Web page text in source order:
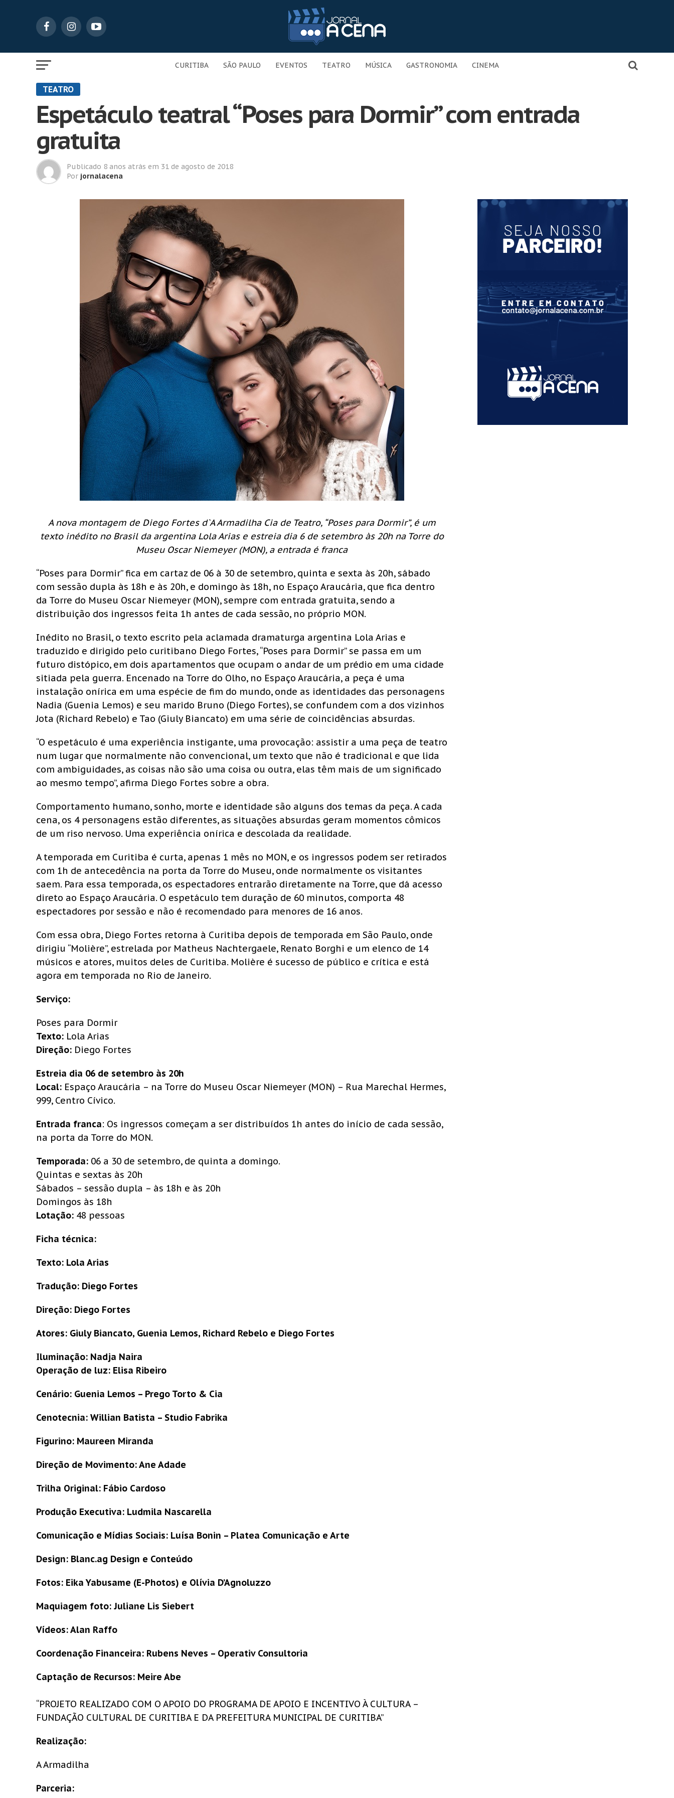
CURITIBA SÃO PAULO EVENTOS TEATRO MÚSICA GASTRONOMIA CINEMA
TEATRO
Espetáculo teatral “Poses para Dormir” com entrada
gratuita
Publicado 8 anos atrás em 31 de agosto de 2018
Por jornalacena
A nova montagem de Diego Fortes d`A Armadilha Cia de Teatro, “Poses para Dormir”, é um
texto inédito no Brasil da argentina Lola Arias e estreia dia 6 de setembro às 20h na Torre do
Museu Oscar Niemeyer (MON), a entrada é franca
“Poses para Dormir” fica em cartaz de 06 à 30 de setembro, quinta e sexta às 20h, sábado
com sessão dupla às 18h e às 20h, e domingo às 18h, no Espaço Araucária, que fica dentro
da Torre do Museu Oscar Niemeyer (MON), sempre com entrada gratuita, sendo a
distribuição dos ingressos feita 1h antes de cada sessão, no próprio MON.
Inédito no Brasil, o texto escrito pela aclamada dramaturga argentina Lola Arias e
traduzido e dirigido pelo curitibano Diego Fortes, “Poses para Dormir” se passa em um
futuro distópico, em dois apartamentos que ocupam o andar de um prédio em uma cidade
sitiada pela guerra. Encenado na Torre do Olho, no Espaço Araucária, a peça é uma
instalação onírica em uma espécie de fim do mundo, onde as identidades das personagens
Nadia (Guenia Lemos) e seu marido Bruno (Diego Fortes), se confundem com a dos vizinhos
Jota (Richard Rebelo) e Tao (Giuly Biancato) em uma série de coincidências absurdas.
“O espetáculo é uma experiência instigante, uma provocação: assistir a uma peça de teatro
num lugar que normalmente não convencional, um texto que não é tradicional e que lida
com ambiguidades, as coisas não são uma coisa ou outra, elas têm mais de um significado
ao mesmo tempo”, afirma Diego Fortes sobre a obra.
Comportamento humano, sonho, morte e identidade são alguns dos temas da peça. A cada
cena, os 4 personagens estão diferentes, as situações absurdas geram momentos cômicos
de um riso nervoso. Uma experiência onírica e descolada da realidade.
A temporada em Curitiba é curta, apenas 1 mês no MON, e os ingressos podem ser retirados
com 1h de antecedência na porta da Torre do Museu, onde normalmente os visitantes
saem. Para essa temporada, os espectadores entrarão diretamente na Torre, que dá acesso
direto ao Espaço Araucária. O espetáculo tem duração de 60 minutos, comporta 48
espectadores por sessão e não é recomendado para menores de 16 anos.
Com essa obra, Diego Fortes retorna à Curitiba depois de temporada em São Paulo, onde
dirigiu “Molière”, estrelada por Matheus Nachtergaele, Renato Borghi e um elenco de 14
músicos e atores, muitos deles de Curitiba. Molière é sucesso de público e crítica e está
agora em temporada no Rio de Janeiro.
Serviço:
Poses para Dormir
Texto: Lola Arias
Direção: Diego Fortes
Estreia dia 06 de setembro às 20h
Local: Espaço Araucária – na Torre do Museu Oscar Niemeyer (MON) – Rua Marechal Hermes,
999, Centro Cívico.
Entrada franca: Os ingressos começam a ser distribuídos 1h antes do início de cada sessão,
na porta da Torre do MON.
Temporada: 06 a 30 de setembro, de quinta a domingo.
Quintas e sextas às 20h
Sábados – sessão dupla – às 18h e às 20h
Domingos às 18h
Lotação: 48 pessoas
Ficha técnica:
Texto: Lola Arias
Tradução: Diego Fortes
Direção: Diego Fortes
Atores: Giuly Biancato, Guenia Lemos, Richard Rebelo e Diego Fortes
Iluminação: Nadja Naira
Operação de luz: Elisa Ribeiro
Cenário: Guenia Lemos – Prego Torto & Cia
Cenotecnia: Willian Batista – Studio Fabrika
Figurino: Maureen Miranda
Direção de Movimento: Ane Adade
Trilha Original: Fábio Cardoso
Produção Executiva: Ludmila Nascarella
Comunicação e Mídias Sociais: Luísa Bonin – Platea Comunicação e Arte
Design: Blanc.ag Design e Conteúdo
Fotos: Eika Yabusame (E-Photos) e Olívia D’Agnoluzzo
Maquiagem foto: Juliane Lis Siebert
Vídeos: Alan Raffo
Coordenação Financeira: Rubens Neves – Operativ Consultoria
Captação de Recursos: Meire Abe
“PROJETO REALIZADO COM O APOIO DO PROGRAMA DE APOIO E INCENTIVO À CULTURA –
FUNDAÇÃO CULTURAL DE CURITIBA E DA PREFEITURA MUNICIPAL DE CURITIBA”
Realização:
A Armadilha
Parceria: